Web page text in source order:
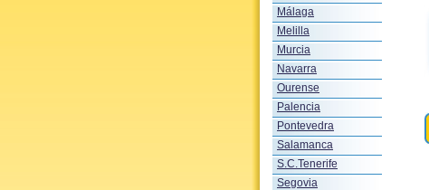
Málaga
Melilla
Murcia
Navarra
Ourense
Palencia
Pontevedra
Salamanca
S.C.Tenerife
Segovia